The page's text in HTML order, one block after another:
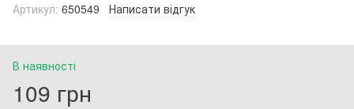
Артикул: 650549 Написати відгук
В наявності
109 грн